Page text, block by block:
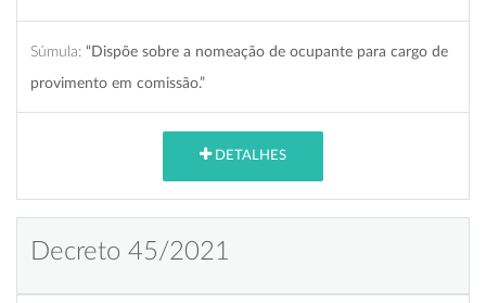
Súmula: “Dispõe sobre a nomeação de ocupante para cargo de
provimento em comissão.”
DETALHES
Decreto 45/2021